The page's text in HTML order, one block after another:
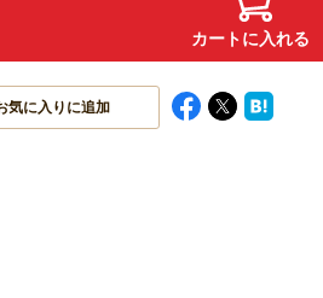
カートに入れる
気に入りに追加